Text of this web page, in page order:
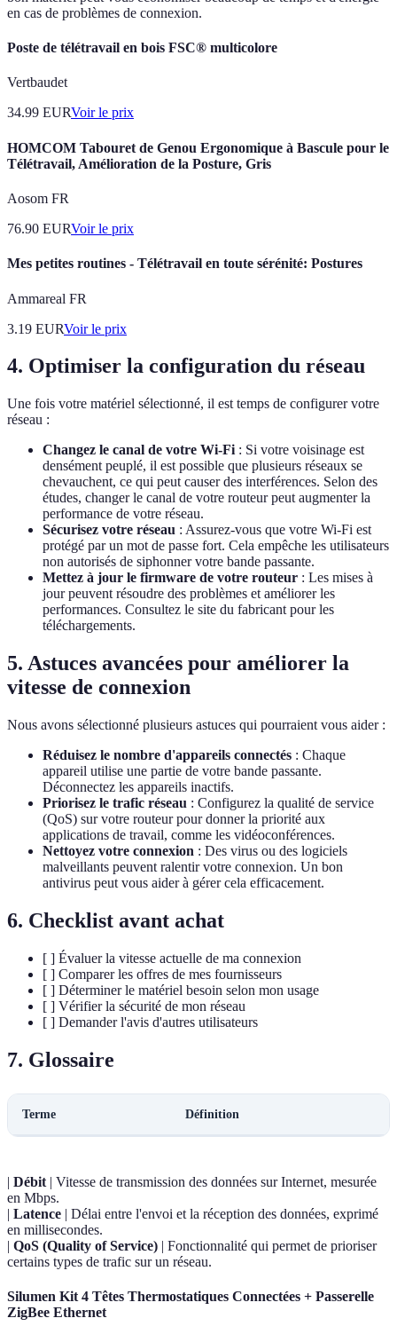
en cas de problèmes de connexion.
Poste de télétravail en bois FSC® multicolore
Vertbaudet
34.99 EURVoir le prix
HOMCOM Tabouret de Genou Ergonomique à Bascule pour le
Télétravail, Amélioration de la Posture, Gris
Aosom FR
76.90 EURVoir le prix
Mes petites routines - Télétravail en toute sérénité: Postures
Ammareal FR
3.19 EURVoir le prix
4. Optimiser la configuration du réseau
Une fois votre matériel sélectionné, il est temps de configurer votre
réseau :
Changez le canal de votre Wi-Fi : Si votre voisinage est
densément peuplé, il est possible que plusieurs réseaux se
chevauchent, ce qui peut causer des interférences. Selon des
études, changer le canal de votre routeur peut augmenter la
performance de votre réseau.
Sécurisez votre réseau : Assurez-vous que votre Wi-Fi est
protégé par un mot de passe fort. Cela empêche les utilisateurs
non autorisés de siphonner votre bande passante.
Mettez à jour le firmware de votre routeur : Les mises à
jour peuvent résoudre des problèmes et améliorer les
performances. Consultez le site du fabricant pour les
téléchargements.
5. Astuces avancées pour améliorer la
vitesse de connexion
Nous avons sélectionné plusieurs astuces qui pourraient vous aider :
Réduisez le nombre d'appareils connectés : Chaque
appareil utilise une partie de votre bande passante.
Déconnectez les appareils inactifs.
Priorisez le trafic réseau : Configurez la qualité de service
(QoS) sur votre routeur pour donner la priorité aux
applications de travail, comme les vidéoconférences.
Nettoyez votre connexion : Des virus ou des logiciels
malveillants peuvent ralentir votre connexion. Un bon
antivirus peut vous aider à gérer cela efficacement.
6. Checklist avant achat
[ ] Évaluer la vitesse actuelle de ma connexion
[ ] Comparer les offres de mes fournisseurs
[ ] Déterminer le matériel besoin selon mon usage
[ ] Vérifier la sécurité de mon réseau
[ ] Demander l'avis d'autres utilisateurs
7. Glossaire
Terme Définition
| Débit | Vitesse de transmission des données sur Internet, mesurée
en Mbps.
| Latence | Délai entre l'envoi et la réception des données, exprimé
en millisecondes.
| QoS (Quality of Service) | Fonctionnalité qui permet de prioriser
certains types de trafic sur un réseau.
Silumen Kit 4 Têtes Thermostatiques Connectées + Passerelle
ZigBee Ethernet